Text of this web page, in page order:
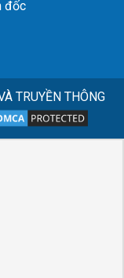
đốc
TRUYỀN THÔNG